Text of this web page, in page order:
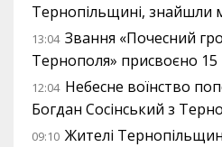
Тернопільщині, знайшли
13:04 Звання «Почесний
Тернополя» присвоєно
12:04 Небесне воїнство
Богдан Сосінський з
09:10 Жителі